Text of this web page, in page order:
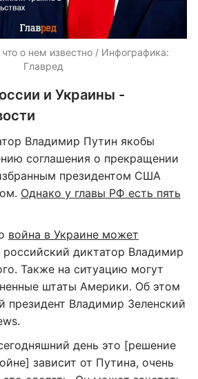
о нем известно / Инфографика:
Главред
и Украины -
Владимир Путин якобы
соглашения о прекращении
президентом США
Однако у главы РФ есть пять
война в Украине может
российский диктатор Владимир
Также на ситуацию могут
штаты Америки. Об этом
президент Владимир Зеленский
день это [решение
зависит от Путина, очень